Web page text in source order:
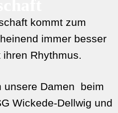
kommt zum
immer besser
Rhythmus.
unsere Damen beim
Wickede-Dellwig und